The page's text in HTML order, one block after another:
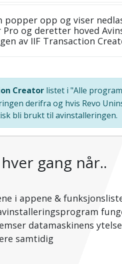
popper opp og viser
og deretter hoved
av IIF Transaction
Creator listet i "Alle
derifra og hvis Revo
bli brukt til avinstalleringen.
gang når..
i appene &
datamaskinens ytelse
samtidig